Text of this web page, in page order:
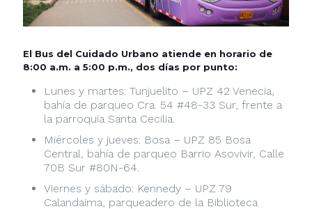
El Bus del Cuidado Urbano atiende en horario de
8:00 a.m. a 5:00 p.m., dos días por punto:
Lunes y martes: Tunjuelito – UPZ 42 Venecia,
bahía de parqueo Cra. 54 #48-33 Sur, frente a
la parroquia Santa Cecilia.
Miércoles y jueves: Bosa – UPZ 85 Bosa
Central, bahía de parqueo Barrio Asovivir, Calle
70B Sur #80N-64.
Viernes y sábado: Kennedy – UPZ 79
Calandaima, parqueadero de la Biblioteca